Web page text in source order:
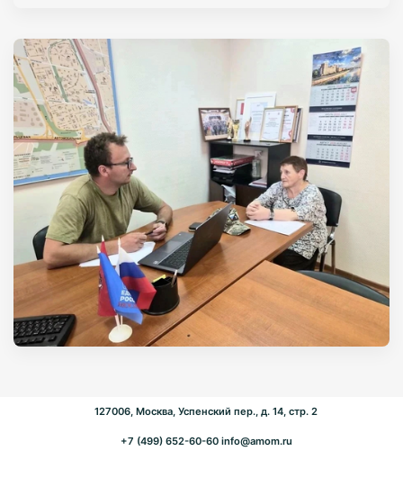
127006, Москва, Успенский пер., д. 14, стр. 2
+7 (499) 652-60-60 info@amom.ru